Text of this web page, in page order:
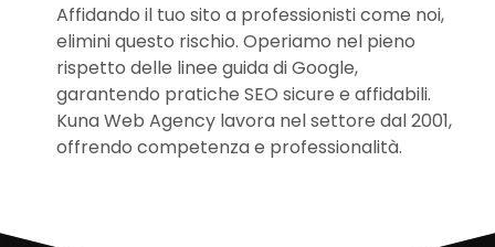
Affidando il tuo sito a professionisti come noi,
elimini questo rischio. Operiamo nel pieno
rispetto delle linee guida di Google,
garantendo pratiche SEO sicure e affidabili.
Kuna Web Agency lavora nel settore dal 2001,
offrendo competenza e professionalità.